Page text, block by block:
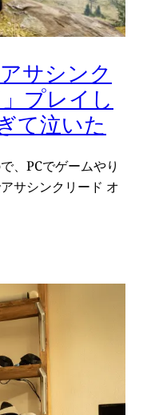
サシンク
プレイし
て泣いた
、PCでゲームやり
サシンクリード オ